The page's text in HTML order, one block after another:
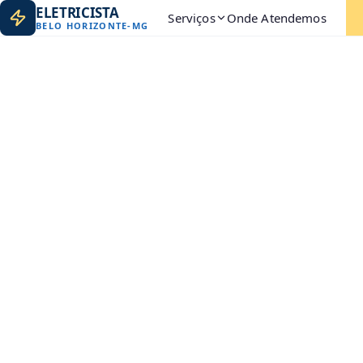
ELETRICISTA
BELO HORIZONTE- MG Serviços Onde Atendemos